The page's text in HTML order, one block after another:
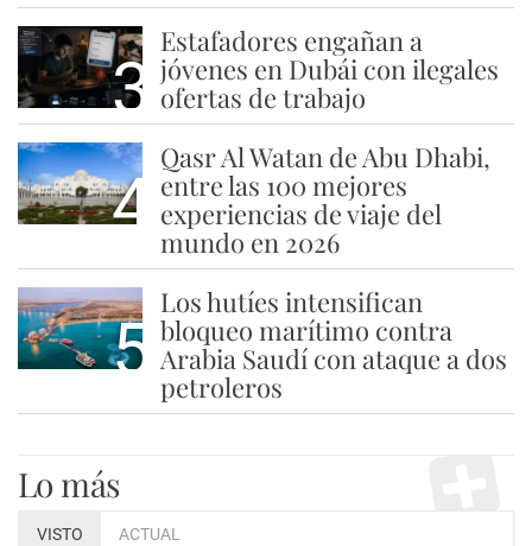
3
Estafadores engañan a
jóvenes en Dubái con ilegales
ofertas de trabajo
4
Qasr Al Watan de Abu Dhabi,
entre las 100 mejores
experiencias de viaje del
mundo en 2026
5
Los hutíes intensifican
bloqueo marítimo contra
Arabia Saudí con ataque a dos
petroleros
Lo más
VISTO ACTUAL